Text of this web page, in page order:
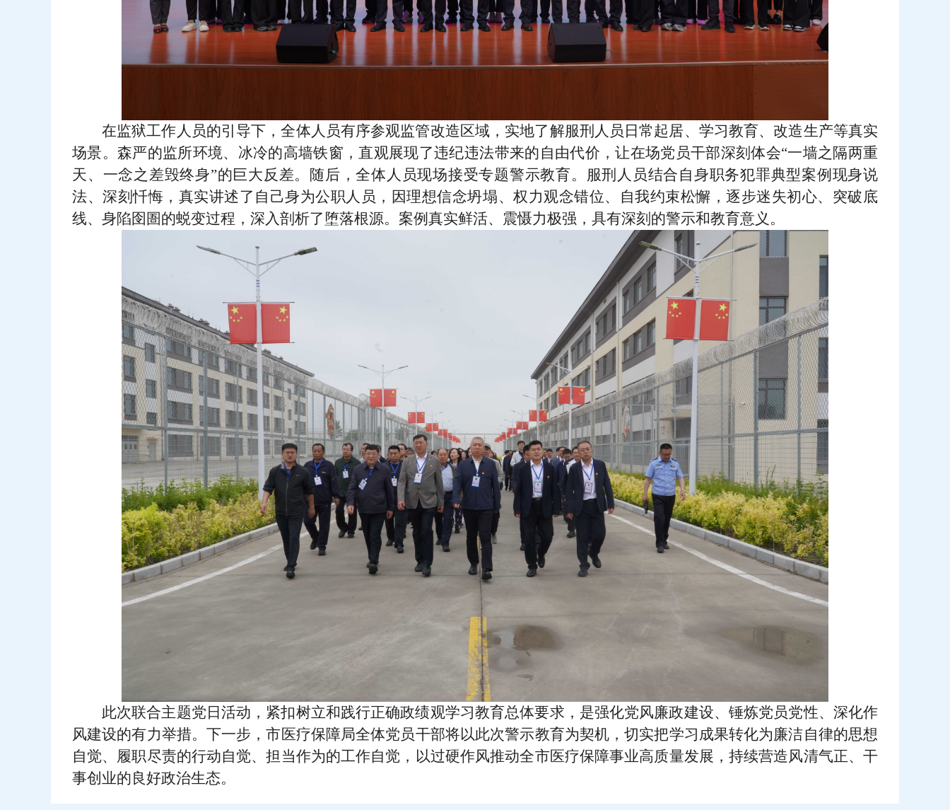
在监狱工作人员的引导下，全体人员有序参观监管改造区域，实地了解服刑人员日常起居、学习教育、改造生产等真实
场景。森严的监所环境、冰冷的高墙铁窗，直观展现了违纪违法带来的自由代价，让在场党员干部深刻体会“一墙之隔两重
天、一念之差毁终身”的巨大反差。随后，全体人员现场接受专题警示教育。服刑人员结合自身职务犯罪典型案例现身说
法、深刻忏悔，真实讲述了自己身为公职人员，因理想信念坍塌、权力观念错位、自我约束松懈，逐步迷失初心、突破底
线、身陷囹圄的蜕变过程，深入剖析了堕落根源。案例真实鲜活、震慑力极强，具有深刻的警示和教育意义。
此次联合主题党日活动，紧扣树立和践行正确政绩观学习教育总体要求，是强化党风廉政建设、锤炼党员党性、深化作
风建设的有力举措。下一步，市医疗保障局全体党员干部将以此次警示教育为契机，切实把学习成果转化为廉洁自律的思想
自觉、履职尽责的行动自觉、担当作为的工作自觉，以过硬作风推动全市医疗保障事业高质量发展，持续营造风清气正、干
事创业的良好政治生态。